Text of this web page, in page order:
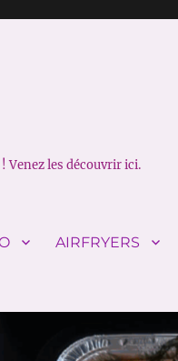
Venez les découvrir ici.
AIRFRYERS